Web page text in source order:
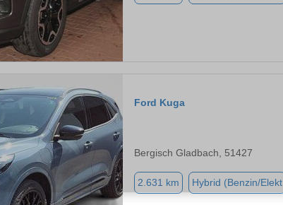
Ford Kuga
Bergisch Gladbach, 51427
2.631 km Hybrid (Benzin/Elekt